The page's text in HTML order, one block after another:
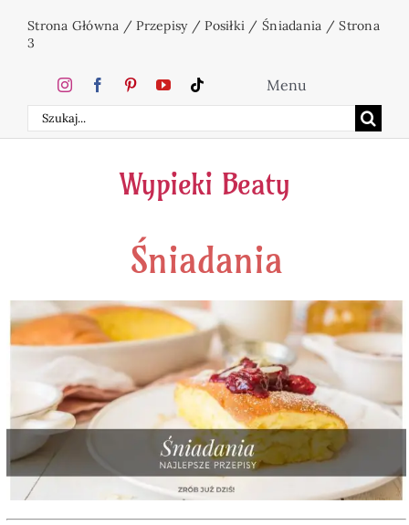
Strona Główna /Przepisy/Posiłki / Śniadania /Strona
3
Szukaj
Menu
Home
Ciasta
Desery
Święta
Napoje
Pieczywo
Przetwory
Wypieki Beaty
Śniadania